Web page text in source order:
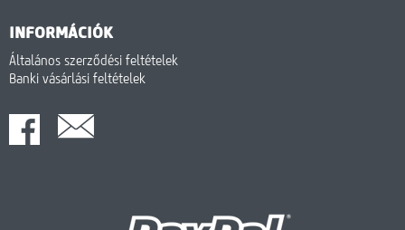
INFORMÁCIÓK
Általános szerződési feltételek
Banki vásárlási feltételek